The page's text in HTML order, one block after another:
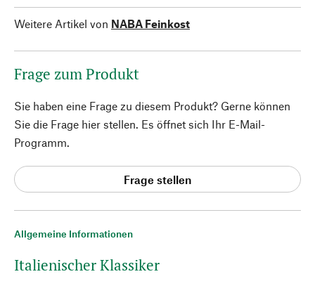
Allgemeine Informationen
Italienischer Klassiker
Weitere Artikel von NABA Feinkost
Frage zum Produkt
Sie haben eine Frage zu diesem Produkt? Gerne können
Sie die Frage hier stellen. Es öffnet sich Ihr E-Mail-
Programm.
Frage stellen